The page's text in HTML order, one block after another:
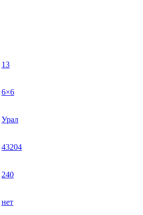
13
6×6
Урал
43204
240
нет